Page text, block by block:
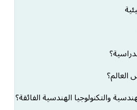
والتكنولوجيا الهندسية الفائقة؟